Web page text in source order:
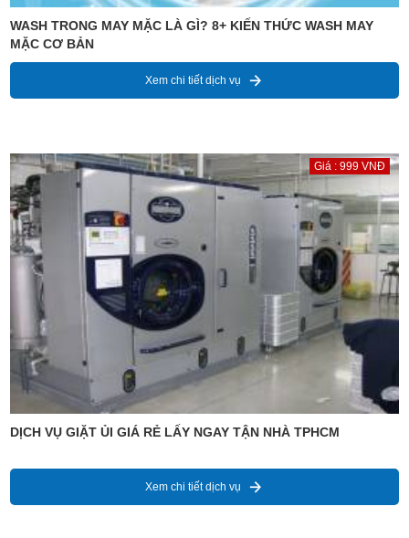
WASH TRONG MAY MẶC LÀ GÌ? 8+ KIẾN THỨC WASH MAY
MẶC CƠ BẢN
Xem chi tiết dịch vụ
Giá : 999 VNĐ
DỊCH VỤ GIẶT ỦI GIÁ RẺ LẤY NGAY TẬN NHÀ TPHCM
Xem chi tiết dịch vụ